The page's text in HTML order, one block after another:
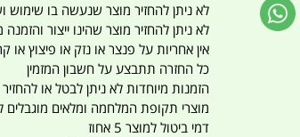
לא ניתן להחזיר מוצר שנעשה בו שימוש
לא ניתן להחזיר מוצר שהינו ייצור
אין אחריות על פנצר או נזק או פיצוץ או
כל החזרה תתבצע על חשבון המזמין
הזמנות מיוחדות לא ניתן לבטל או להחזיר
מוצרי תקופת המלחמה ומלאים מוגבלים
דמי ביטול למוצר 5 אחוז